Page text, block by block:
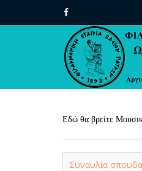
Εδώ θα βρείτε
Συναυλία